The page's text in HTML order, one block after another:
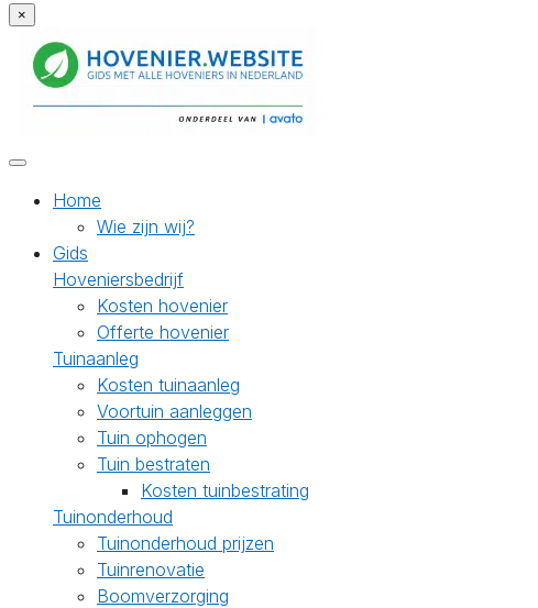
×
Home
Wie zijn wij?
Gids
Hoveniersbedrijf
Kosten hovenier
Offerte hovenier
Tuinaanleg
Kosten tuinaanleg
Voortuin aanleggen
Tuin ophogen
Tuin bestraten
Kosten tuinbestrating
Tuinonderhoud
Tuinonderhoud prijzen
Tuinrenovatie
Boomverzorging